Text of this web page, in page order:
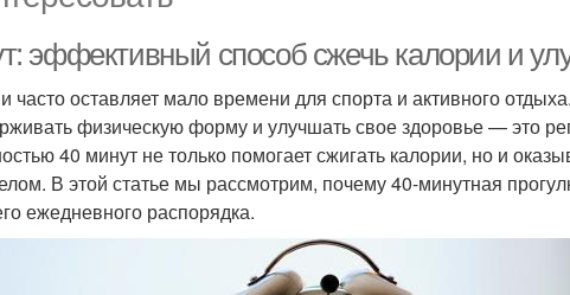
эффективный способ сжечь калории и
оставляет мало времени для спорта и активного
физическую форму и улучшать свое здоровье — это
40 минут не только помогает сжигать калории, но и
В этой статье мы рассмотрим, почему 40-минутная
ежедневного распорядка.